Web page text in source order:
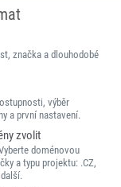
značka a dlouhodobé
výběr
a první nastavení.
zvolit
doménovou
a typu projektu: .CZ,
další.